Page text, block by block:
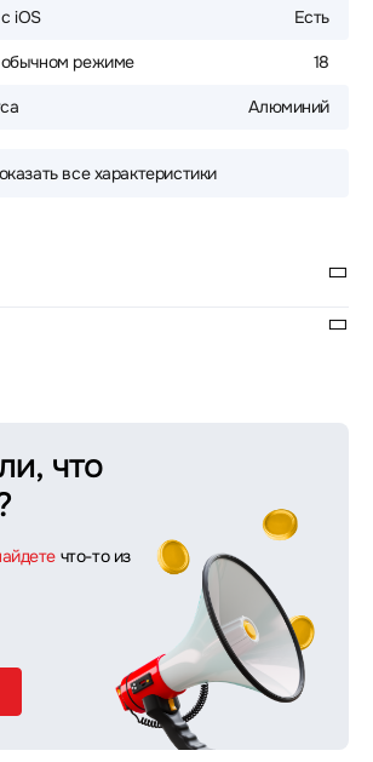
iOS Есть
режиме 18
Алюминий
все характеристики
что
что-то из